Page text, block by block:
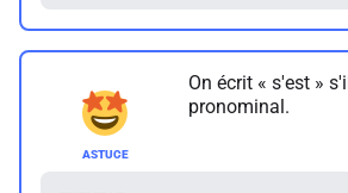
On écrit « s'est »
pronominal.